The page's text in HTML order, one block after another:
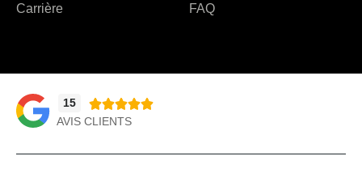
Carrière
FAQ
15 
AVIS CLIENTS